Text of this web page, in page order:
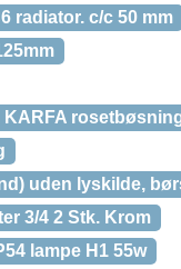
radiator. c/c 50 mm
uden lyskilde,
3/4 2 Stk. Krom
lampe H1 55w